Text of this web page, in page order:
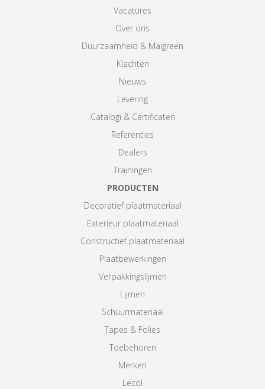
Vacatures
Over ons
Duurzaamheid & Maigreen
Klachten
Nieuws
Levering
Catalogi & Certificaten
Referenties
Dealers
Trainingen
PRODUCTEN
Decoratief plaatmateriaal
Exterieur plaatmateriaal
Constructief plaatmateriaal
Plaatbewerkingen
Verpakkingslijmen
Lijmen
Schuurmateriaal
Tapes & Folies
Toebehoren
Merken
Lecol